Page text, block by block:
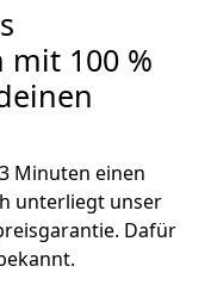
100 %
Minuten einen
unterliegt unser
Dafür